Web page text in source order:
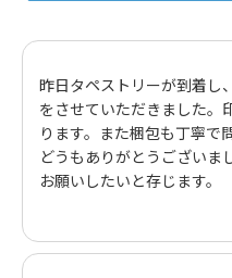
昨日タペストリーが到着し
をさせていただきました。
ります。また梱包も丁寧で
どうもありがとうございま
お願いしたいと存じます。